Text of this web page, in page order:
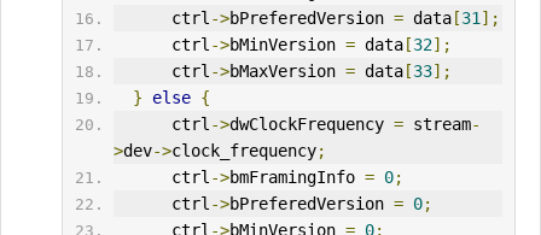
      ctrl
->bPreferedVersion = data[31];
      ctrl
->bMinVersion = data[32];
      ctrl
->bMaxVersion = data[33];
}
else {
      ctrl
->dwClockFrequency = stream-
>dev->clock_frequency;
      ctrl
->bmFramingInfo = 0;
      ctrl
->bPreferedVersion = 0;
      ctrl
->bMinVersion = 0;